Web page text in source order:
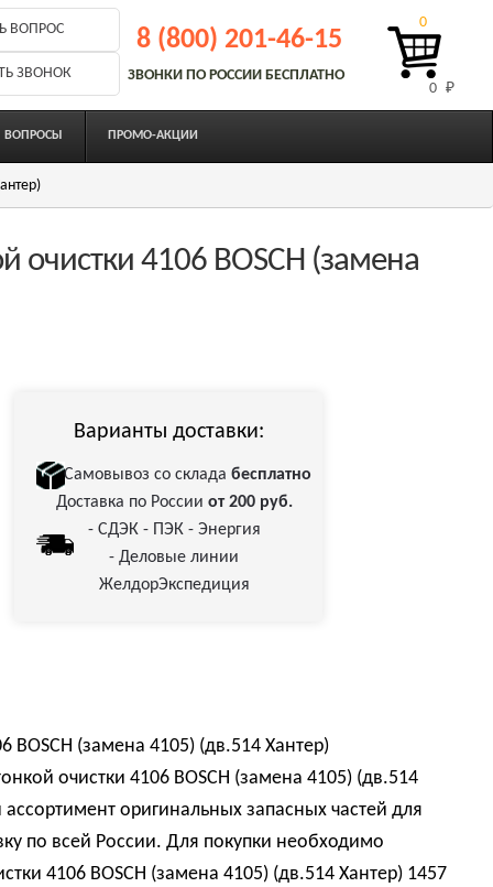
ВОПРОС
ЗВОНОК
8 (800) 201-46-15
ЗВОНКИ ПО РОССИИ БЕСПЛАТНО
0 ₽
0
ВОПРОСЫ ПРОМО-АКЦИИ
очистки 4106 BOSCH (замена
Варианты доставки:
Самовывоз со складабесплатно
Доставка по России от 200 руб.
- СДЭК - ПЭК - Энергия
- Деловые линии
ЖелдорЭкспедиция
BOSCH (замена 4105) (дв.514 Хантер)
очистки 4106 BOSCH (замена 4105) (дв.514
оригинальных запасных частей для
по всей России. Для покупки необходимо
4106 BOSCH (замена 4105) (дв.514 Хантер) 1457